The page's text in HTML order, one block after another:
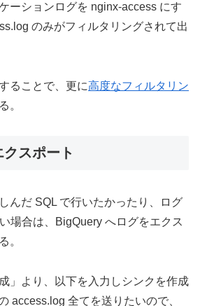
ーションログを nginx-access にす
のみがフィルタリングされて出
ることで、更に高度なフィルタリン
。
スポート
んだ SQL で行いたかったり、ログ
場合は、BigQuery へログをエクス
。
」より、以下を入力しシンクを作成
access.log 全てを送りたいので、